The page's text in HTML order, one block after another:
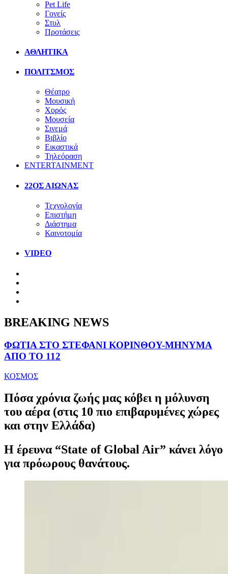
Pet Life
Γονείς
Στυλ
Προτάσεις
ΑΘΛΗΤΙΚΑ
ΠΟΛΙΤΣΜΟΣ
Θέατρο
Μουσική
Χορός
Μουσεία
Σινεμά
Βιβλίο
Εικαστικά
Τηλεόραση
ENTERTAINMENT
22ΟΣ ΑΙΩΝΑΣ
Τεχνολογία
Επιστήμη
Διάστημα
Καινοτομία
VIDEO
BREAKING NEWS
ΦΩΤΙΑ ΣΤΟ ΣΤΕΦΑΝΙ ΚΟΡΙΝΘΟΥ-ΜΗΝΥΜΑ
ΑΠΟ ΤΟ 112
ΚΟΣΜΟΣ
Πόσα χρόνια ζωής μας κόβει η μόλυνση
του αέρα (στις 10 πιο επιβαρυμένες χώρες
και στην Ελλάδα)
Η έρευνα “State of Global Air” κάνει λόγο
για πρόωρους θανάτους.